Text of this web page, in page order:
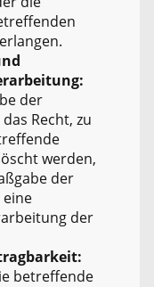
der
Recht, zu
werden,
der
eine
der
betreffende